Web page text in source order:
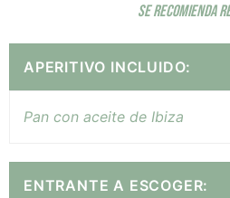
SE RECOMIENDA
APERITIVO INCLUIDO:
Pan con aceite de Ibiza
ENTRANTE A ESCOGER: